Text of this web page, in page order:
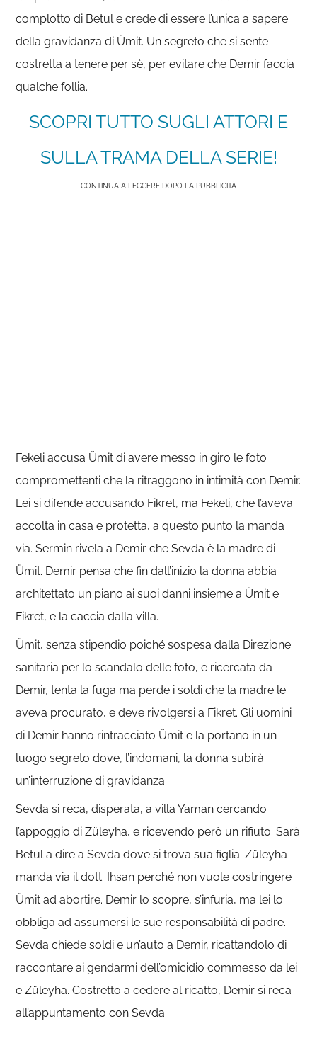
complotto di Betul e crede di essere l’unica a sapere
della gravidanza di Ümit. Un segreto che si sente
costretta a tenere per sè, per evitare che Demir faccia
qualche follia.
SCOPRI TUTTO SUGLI ATTORI E
SULLA TRAMA DELLA SERIE!
CONTINUA A LEGGERE DOPO LA PUBBLICITÀ
Fekeli accusa Ümit di avere messo in giro le foto
compromettenti che la ritraggono in intimità con Demir.
Lei si difende accusando Fikret, ma Fekeli, che l’aveva
accolta in casa e protetta, a questo punto la manda
via. Sermin rivela a Demir che Sevda è la madre di
Ümit. Demir pensa che fin dall’inizio la donna abbia
architettato un piano ai suoi danni insieme a Ümit e
Fikret, e la caccia dalla villa.
Ümit, senza stipendio poiché sospesa dalla Direzione
sanitaria per lo scandalo delle foto, e ricercata da
Demir, tenta la fuga ma perde i soldi che la madre le
aveva procurato, e deve rivolgersi a Fikret. Gli uomini
di Demir hanno rintracciato Ümit e la portano in un
luogo segreto dove, l’indomani, la donna subirà
un’interruzione di gravidanza.
Sevda si reca, disperata, a villa Yaman cercando
l’appoggio di Züleyha, e ricevendo però un rifiuto. Sarà
Betul a dire a Sevda dove si trova sua figlia. Züleyha
manda via il dott. Ihsan perché non vuole costringere
Ümit ad abortire. Demir lo scopre, s’infuria, ma lei lo
obbliga ad assumersi le sue responsabilità di padre.
Sevda chiede soldi e un’auto a Demir, ricattandolo di
raccontare ai gendarmi dell’omicidio commesso da lei
e Züleyha. Costretto a cedere al ricatto, Demir si reca
all’appuntamento con Sevda.